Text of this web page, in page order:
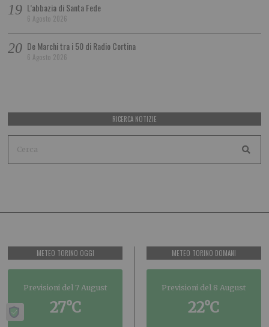
L’abbazia di Santa Fede
6 Agosto 2026
De Marchi tra i 50 di Radio Cortina
6 Agosto 2026
RICERCA NOTIZIE
METEO TORINO OGGI
Previsioni del 7 August
27°C
METEO TORINO DOMANI
Previsioni del 8 August
22°C